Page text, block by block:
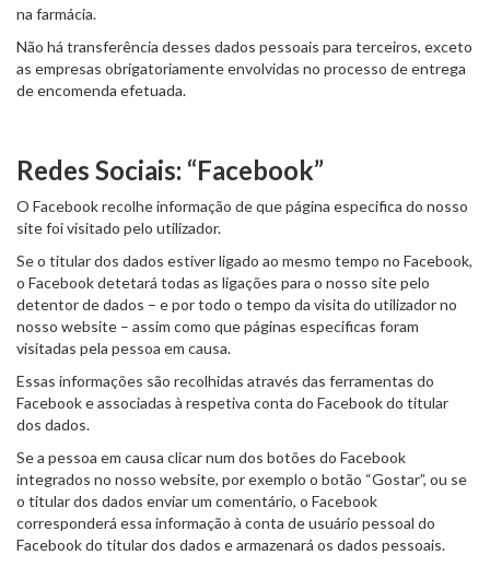
na farmácia.
Não há transferência desses dados pessoais para terceiros, exceto
as empresas obrigatoriamente envolvidas no processo de entrega
de encomenda efetuada.
Redes Sociais: “Facebook”
O Facebook recolhe informação de que página especifica do nosso
site foi visitado pelo utilizador.
Se o titular dos dados estiver ligado ao mesmo tempo no Facebook,
o Facebook detetará todas as ligações para o nosso site pelo
detentor de dados – e por todo o tempo da visita do utilizador no
nosso website – assim como que páginas especificas foram
visitadas pela pessoa em causa.
Essas informações são recolhidas através das ferramentas do
Facebook e associadas à respetiva conta do Facebook do titular
dos dados.
Se a pessoa em causa clicar num dos botões do Facebook
integrados no nosso website, por exemplo o botão “Gostar”, ou se
o titular dos dados enviar um comentário, o Facebook
corresponderá essa informação à conta de usuário pessoal do
Facebook do titular dos dados e armazenará os dados pessoais.